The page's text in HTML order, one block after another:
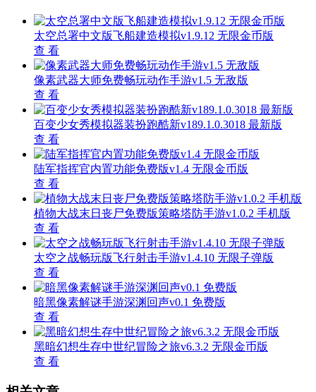
太空总署中文版飞船建造模拟v1.9.12 无限金币版
查 看
像素武器大师免费畅玩动作手游v1.5 无敌版
查 看
百变少女秀模拟器装扮跑酷新v189.1.0.3018 最新版
查 看
陆军指挥官内置功能免费版v1.4 无限金币版
查 看
植物大战末日丧尸免费版策略塔防手游v1.0.2 手机版
查 看
太空之战畅玩版飞行射击手游v1.4.10 无限子弹版
查 看
暗黑像素解谜手游深渊回声v0.1 免费版
查 看
黑暗幻想生存中世纪冒险之旅v6.3.2 无限金币版
查 看